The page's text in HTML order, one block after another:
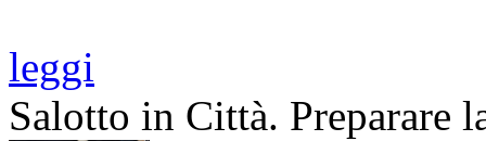
leggi
Salotto in Città. Preparare